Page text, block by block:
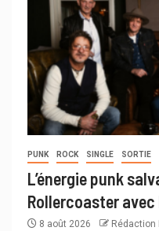
PUNK ROCK SINGLE SORTIE
L’énergie punk
Rollercoaster avec
8 août 2026 Rédaction